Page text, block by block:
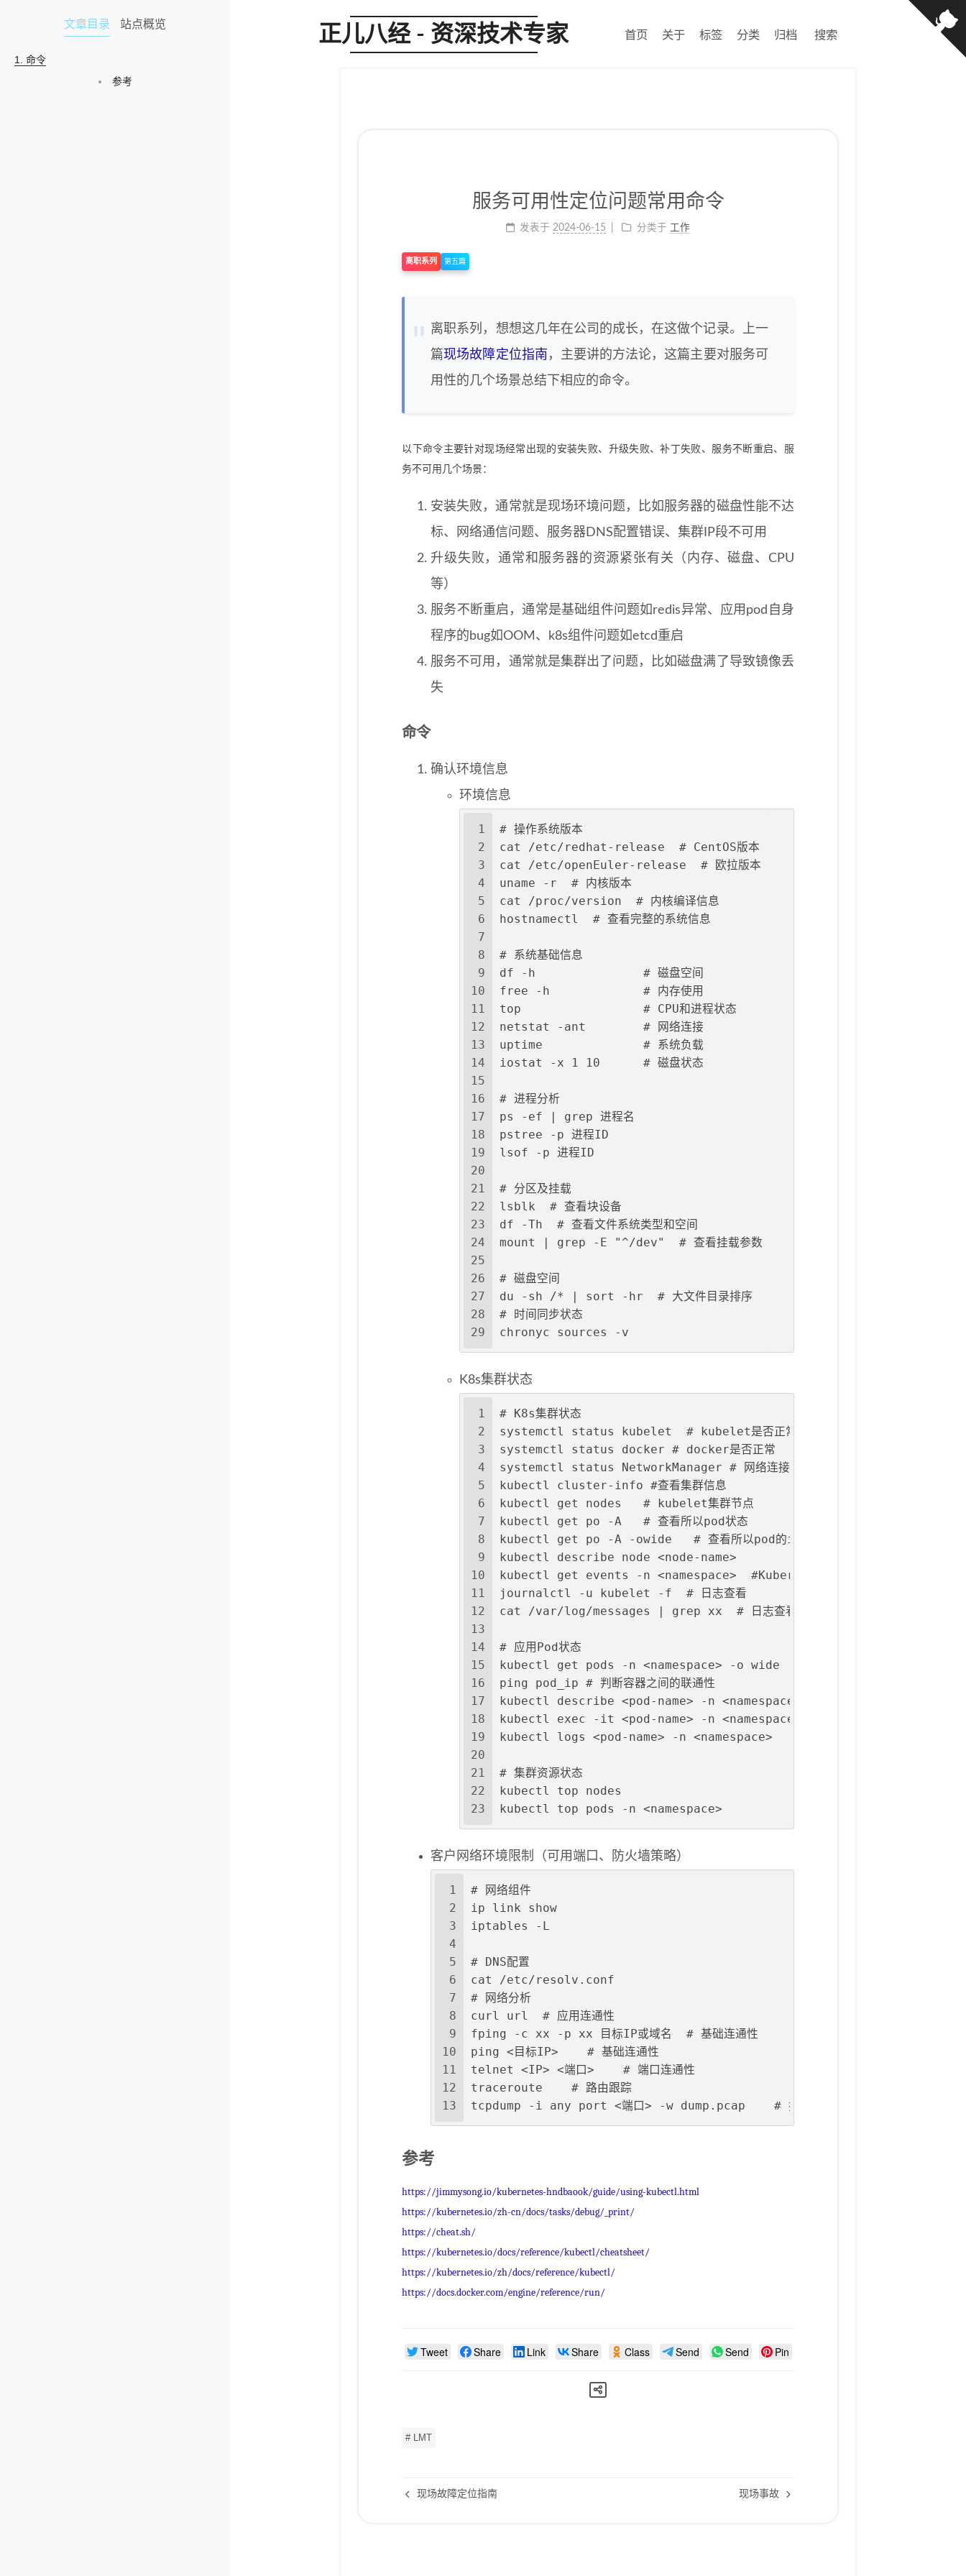
正儿八经 - 资深技术专家 首页 关于 标签 分类 归档 搜索
文章目录 站点概览
1.
命令
参考
服务可用性定位问题常用命令
发表于 2024-06-15 分类于 工作
离职系列 第五篇
离职系列，想想这几年在公司的成长，在这做个记录。上一
篇现场故障定位指南 ，主要讲的方法论，这篇主要对服务可
用性的几个场景总结下相应的命令。
以下命令主要针对现场经常出现的安装失败、升级失败、补丁失败、服务不断重启、服
务不可用几个场景：
安装失败，通常就是现场环境问题，比如服务器的磁盘性能不达
标、网络通信问题、服务器DNS配置错误、集群IP段不可用
升级失败，通常和服务器的资源紧张有关（内存、磁盘、CPU
等）
服务不断重启，通常是基础组件问题如redis异常、应用pod自身
程序的bug如OOM、k8s组件问题如etcd重启
服务不可用，通常就是集群出了问题，比如磁盘满了导致镜像丢
失
命令
确认环境信息
环境信息
1
2
3
4
5
6
7
8
9
10
11
12
13
14
15
16
17
18
19
20
21
22
23
24
25
26
27
28
29
# 操作系统版本
cat /etc/redhat-release  # CentOS版本
cat /etc/openEuler-release  # 欧拉版本
uname -r  # 内核版本
cat /proc/version  # 内核编译信息
hostnamectl  # 查看完整的系统信息
# 系统基础信息
df -h               # 磁盘空间
free -h             # 内存使用
top                 # CPU和进程状态
netstat -ant        # 网络连接
uptime              # 系统负载
iostat -x 1 10      # 磁盘状态
# 进程分析
ps -ef | grep 进程名
pstree -p 进程ID
lsof -p 进程ID
# 分区及挂载
lsblk  # 查看块设备
df -Th  # 查看文件系统类型和空间
mount | grep -E "^/dev"  # 查看挂载参数
# 磁盘空间
du -sh /* | sort -hr  # 大文件目录排序
# 时间同步状态
chronyc sources -v
K8s集群状态
1
2
3
4
5
6
7
8
9
10
11
12
13
14
15
16
17
18
19
20
21
22
23
# K8s集群状态
systemctl status kubelet  # kubelet是否正常
systemctl status docker # docker是否正常
systemctl status NetworkManager # 网络连接工具是否正常
kubectl cluster-info #查看集群信息
kubectl get nodes   # kubelet集群节点
kubectl get po -A   # 查看所以pod状态
kubectl get po -A -owide   # 查看所以pod的ip和所在的node
kubectl describe node <node-name>
kubectl get events -n <namespace>  #Kubernetes 事件日志
journalctl -u kubelet -f  # 日志查看
cat /var/log/messages | grep xx  # 日志查看
# 应用Pod状态
kubectl get pods -n <namespace> -o wide
ping pod_ip # 判断容器之间的联通性
kubectl describe <pod-name> -n <namespace>
kubectl exec -it <pod-name> -n <namespace> /bin/sh  # 进入容器内部
kubectl logs <pod-name> -n <namespace>
# 集群资源状态
kubectl top nodes
kubectl top pods -n <namespace>
客户网络环境限制（可用端口、防火墙策略）
1
2
3
4
5
6
7
8
9
10
11
12
13
# 网络组件
ip link show
iptables -L
# DNS配置
cat /etc/resolv.conf
# 网络分析
curl url  # 应用连通性
fping -c xx -p xx 目标IP或域名  # 基础连通性
ping <目标IP>    # 基础连通性
telnet <IP> <端口>    # 端口连通性
traceroute    # 路由跟踪
tcpdump -i any port <端口> -w dump.pcap    # 抓包分析
参考
https://jimmysong.io/kubernetes-hndbaook/guide/using-kubectl.html
https://kubernetes.io/zh-cn/docs/tasks/debug/_print/
https://cheat.sh/
https://kubernetes.io/docs/reference/kubectl/cheatsheet/
https://kubernetes.io/zh/docs/reference/kubectl/
https://docs.docker.com/engine/reference/run/
Tweet Share Link Share Class Send Send Pin
# LMT
现场故障定位指南 现场事故